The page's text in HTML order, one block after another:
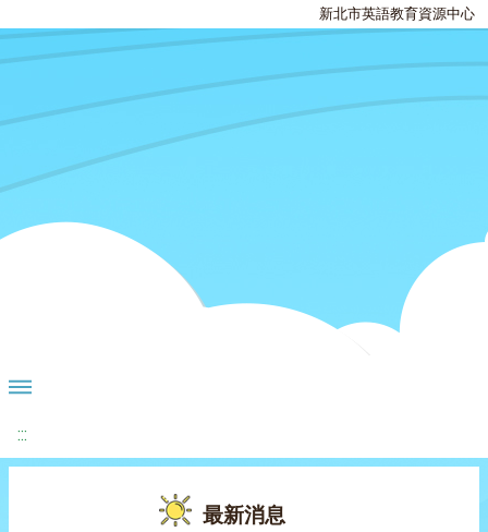
新北市英語教育資源中心
:::
最新消息